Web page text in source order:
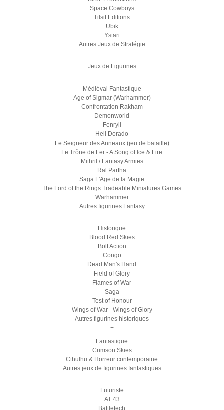
Space Cowboys
Tilsit Editions
Ubik
Ystari
Autres Jeux de Stratégie
+
Jeux de Figurines
+
Médiéval Fantastique
Age of Sigmar (Warhammer)
Confrontation Rakham
Demonworld
Fenryll
Hell Dorado
Le Seigneur des Anneaux (jeu de bataille)
Le Trône de Fer - A Song of Ice & Fire
Mithril / Fantasy Armies
Ral Partha
Saga L'Age de la Magie
The Lord of the Rings Tradeable Miniatures Games
Warhammer
Autres figurines Fantasy
+
Historique
Blood Red Skies
Bolt Action
Congo
Dead Man's Hand
Field of Glory
Flames of War
Saga
Test of Honour
Wings of War - Wings of Glory
Autres figurines historiques
+
Fantastique
Crimson Skies
Cthulhu & Horreur contemporaine
Autres jeux de figurines fantastiques
+
Futuriste
AT 43
Battletech